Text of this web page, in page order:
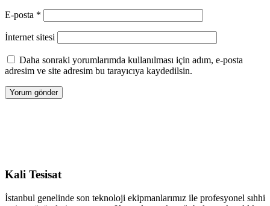
E-posta *
İnternet sitesi
Daha sonraki yorumlarımda kullanılması için adım, e-posta
adresim ve site adresim bu tarayıcıya kaydedilsin.
Kali Tesisat
İstanbul genelinde son teknoloji ekipmanlarımız ile profesyonel sıhhi